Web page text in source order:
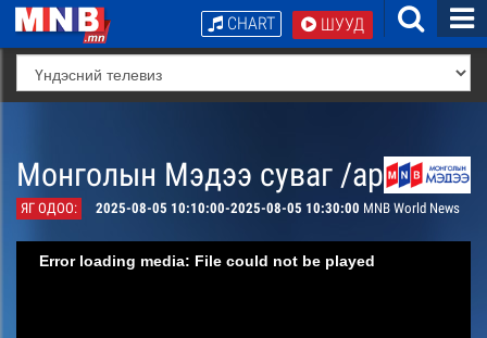
ШУУД
CHART
Монголын Мэдээ суваг /архив/
ЯГ ОДОО: 2025-08-05 10:10:00-2025-08-05 10:30:00 MNB World News
Error loading media: File could not be played